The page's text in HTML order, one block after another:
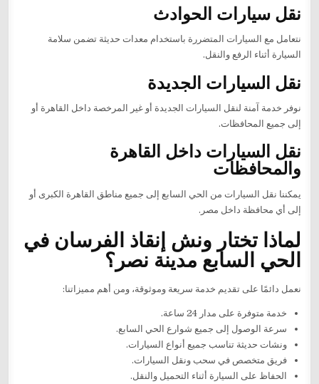
نقل سيارات الحوادث
نتعامل مع السيارات المتضررة باستخدام معدات حديثة تضمن سلامة
السيارة أثناء الرفع والنقل.
نقل السيارات الجديدة
نوفر خدمة آمنة لنقل السيارات الجديدة أو غير المرخصة داخل القاهرة أو
إلى جميع المحافظات.
نقل السيارات داخل القاهرة
والمحافظات
يمكننا نقل السيارات من الحي السابع إلى جميع مناطق القاهرة الكبرى أو
إلى أي محافظة داخل مصر.
لماذا تختار ونش إنقاذ الفرسان في
الحي السابع مدينة نصر؟
نعمل دائمًا على تقديم خدمة سريعة وموثوقة، ومن أهم مميزاتنا:
خدمة متوفرة على مدار 24 ساعة.
سرعة الوصول إلى جميع شوارع الحي السابع.
ونشات حديثة تناسب جميع أنواع السيارات.
فريق متخصص في سحب ونقل السيارات.
الحفاظ على السيارة أثناء التحميل والنقل.